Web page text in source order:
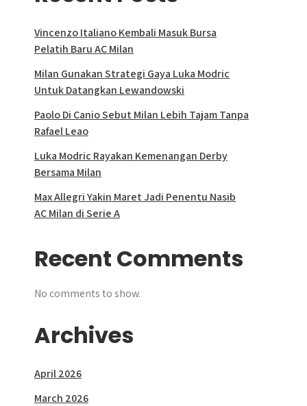
Vincenzo Italiano Kembali Masuk Bursa
Pelatih Baru AC Milan
Milan Gunakan Strategi Gaya Luka Modric
Untuk Datangkan Lewandowski
Paolo Di Canio Sebut Milan Lebih Tajam Tanpa
Rafael Leao
Luka Modric Rayakan Kemenangan Derby
Bersama Milan
Max Allegri Yakin Maret Jadi Penentu Nasib
AC Milan di Serie A
Recent Comments
No comments to show.
Archives
April 2026
March 2026